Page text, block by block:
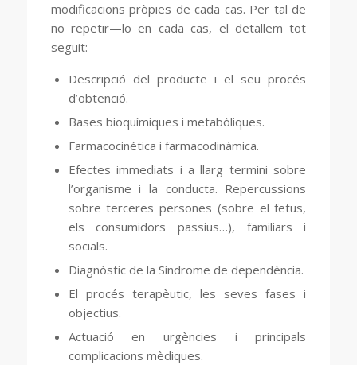
modificacions pròpies de cada cas. Per tal de
no repetir—lo en cada cas, el detallem tot
seguit:
Descripció del producte i el seu procés
d’obtenció.
Bases bioquímiques i metabòliques.
Farmacocinética i farmacodinàmica.
Efectes immediats i a llarg termini sobre
l’organisme i la conducta. Repercussions
sobre terceres persones (sobre el fetus,
els consumidors passius…), familiars i
socials.
Diagnòstic de la Síndrome de dependència.
El procés terapèutic, les seves fases i
objectius.
Actuació en urgències i principals
complicacions mèdiques.